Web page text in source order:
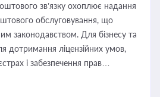
зв’язку охоплює надання
обслуговування, що
законодавством. Для бізнесу та
дотримання ліцензійних умов,
і забезпечення прав